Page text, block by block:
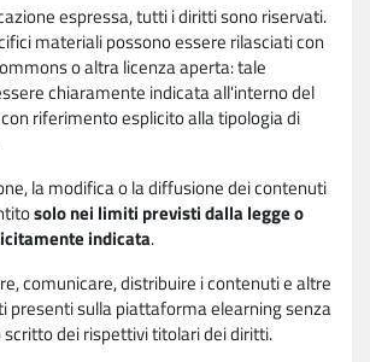
espressa, tutti i diritti sono riservati.
materiali possono essere rilasciati con
o altra licenza aperta: tale
chiaramente indicata all'interno del
riferimento esplicito alla tipologia di
la modifica o la diffusione dei contenuti
solo nei limiti previsti dalla legge o
indicata.
comunicare, distribuire i contenuti e altre
presenti sulla piattaforma elearning senza
scritto dei rispettivi titolari dei diritti.